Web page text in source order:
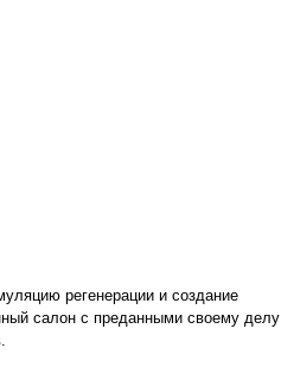
регенерации и создание
салон с преданными своему делу